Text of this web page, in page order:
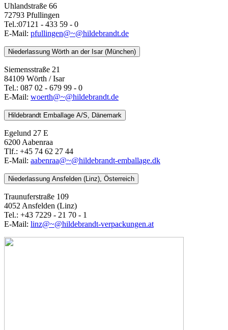
Uhlandstraße 66
72793 Pfullingen
Tel.:07121 - 433 59 - 0
E-Mail: pfullingen@~@hildebrandt.de
Niederlassung Wörth an der Isar (München)
Siemensstraße 21
84109 Wörth / Isar
Tel.: 087 02 - 679 99 - 0
E-Mail: woerth@~@hildebrandt.de
Hildebrandt Emballage A/S, Dänemark
Egelund 27 E
6200 Aabenraa
Tlf.: +45 74 62 27 44
E-Mail: aabenraa@~@hildebrandt-emballage.dk
Niederlassung Ansfelden (Linz), Österreich
Traunuferstraße 109
4052 Ansfelden (Linz)
Tel.: +43 7229 - 21 70 - 1
E-Mail: linz@~@hildebrandt-verpackungen.at